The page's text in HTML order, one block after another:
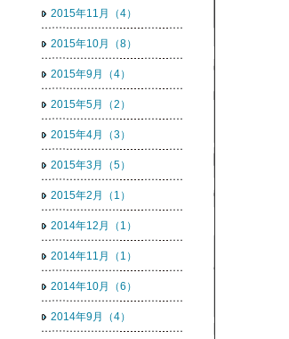
2015年11月（4）
2015年10月（8）
2015年9月（4）
2015年5月（2）
2015年4月（3）
2015年3月（5）
2015年2月（1）
2014年12月（1）
2014年11月（1）
2014年10月（6）
2014年9月（4）